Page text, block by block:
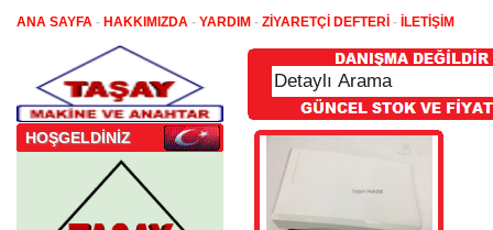
ANA SAYFA - HAKKIMIZDA - YARDIM - ZİYARETÇİ DEFTERİ - İLETİŞİM
HOŞGELDİNİZ